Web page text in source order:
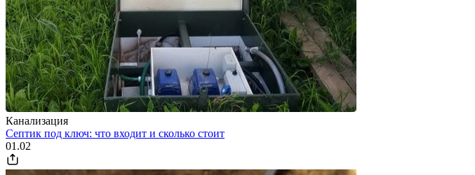
Канализация
Септик под ключ: что входит и сколько стоит
01.02